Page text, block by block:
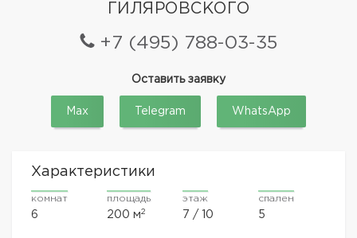
ГИЛЯРОВСКОГО
+7 (495) 788-03-35
Оставить заявку
Max Telegram WhatsApp
Характеристики
комнат
6
площадь
200 м2
этаж
7 / 10
спален
5